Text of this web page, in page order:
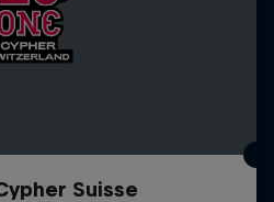
Suisse